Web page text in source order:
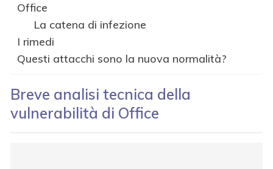
Office
La catena di infezione
I rimedi
Questi attacchi sono la nuova normalità?
Breve analisi tecnica della
vulnerabilità di Office